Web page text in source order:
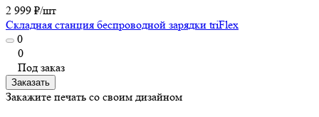
2 999 ₽/шт
Складная станция беспроводной зарядки triFlex
0
0
Под заказ
Заказать
Закажите печать со своим дизайном